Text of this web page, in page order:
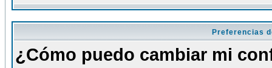
Preferencias
¿Cómo puedo cambiar mi